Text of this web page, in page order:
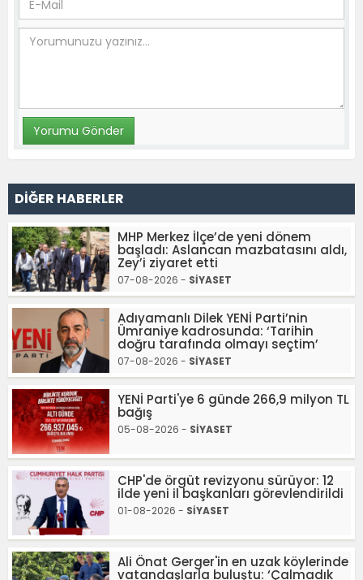
DİĞER HABERLER
MHP Merkez İlçe’de yeni dönem
başladı: Aslancan mazbatasını aldı,
Zey’i ziyaret etti
07-08-2026 - SİYASET
Adıyamanlı Dilek YENİ Parti’nin
Ümraniye kadrosunda: ‘Tarihin
doğru tarafında olmayı seçtim’
07-08-2026 - SİYASET
YENİ Parti'ye 6 günde 266,9 milyon TL
bağış
05-08-2026 - SİYASET
CHP'de örgüt revizyonu sürüyor: 12
ilde yeni il başkanları görevlendirildi
01-08-2026 - SİYASET
Ali Önat Gerger'in en uzak köylerinde
vatandaşlarla buluştu: ‘Çalmadık